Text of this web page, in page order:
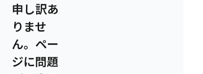
申し訳あ
りませ
ん。ペー
ジに問題